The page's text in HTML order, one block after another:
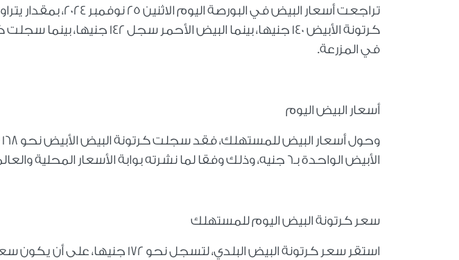
في المزرعة.
أسعار البيض اليوم
الأبيض الواحدة بـ6 جنيه، وذلك وفقا لما نشرته بوابة الأسعار المحلية والعالمية التابعة لمجلس الوزراء.
سعر كرتونة البيض اليوم للمستهلك